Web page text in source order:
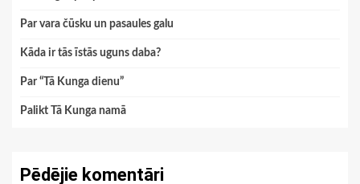
Par vara čūsku un pasaules galu
Kāda ir tās īstās uguns daba?
Par “Tā Kunga dienu”
Palikt Tā Kunga namā
Pēdējie komentāri